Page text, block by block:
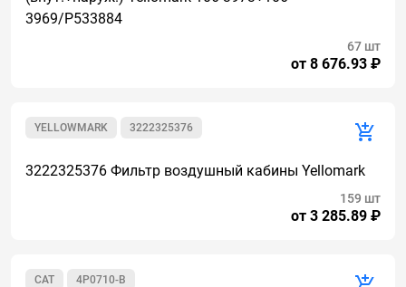
3969/P533884
от 8 676.93 ₽
67 шт
3222325376
YELLOWMARK
3222325376 Фильтр воздушный кабины Yellomark
от 3 285.89 ₽
159 шт
4P0710-B
CAT